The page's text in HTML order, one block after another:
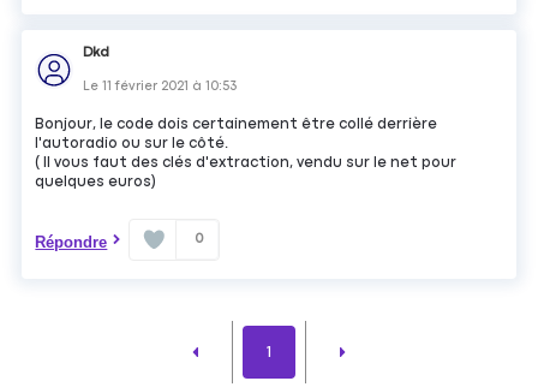
Dkd
Le11 février 2021 à10:53
Bonjour, le code dois certainement être collé derrière
l'autoradio ou sur le côté.
( Il vous faut des clés d'extraction, vendu sur le net pour
quelques euros)
Répondre 0
1